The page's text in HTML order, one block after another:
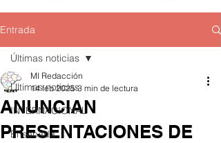
Entrada
Últimas noticias
INTERNACIONAL
Ensenada
Últimas noticias
ANUNCIAN
PRESENTACIONES DE
MI Redacción
14 feb 2025 3 min de lectura